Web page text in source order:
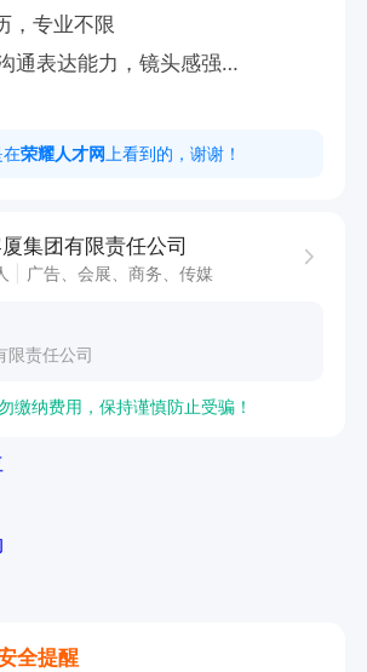
，专业不限
通表达能力，镜头感强
流程，有相关经验者优先
在荣耀人才网 上看到的，谢谢！
集团有限责任公司
广告、会展、商务、传媒
限责任公司
缴纳费用，保持谨慎防止受骗！
全提醒